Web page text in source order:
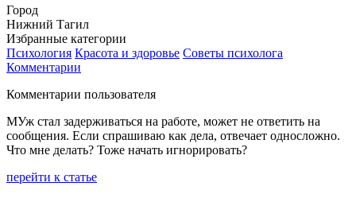
Город
Нижний Тагил
Избранные категории
Психология Красота и здоровье Советы психолога
Комментарии
Комментарии пользователя
МУж стал задерживаться на работе, может не ответить на
сообщения. Если спрашиваю как дела, отвечает односложно.
Что мне делать? Тоже начать игнорировать?
перейти к статье